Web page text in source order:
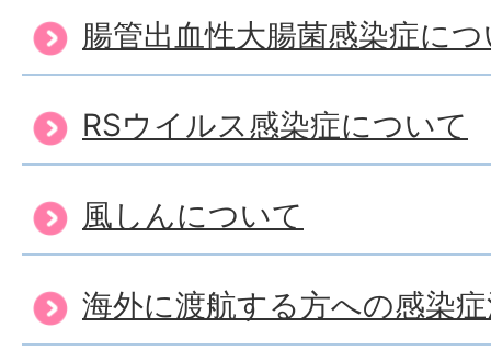
腸管出血性大腸菌感染症に
RSウイルス感染症について
風しんについて
海外に渡航する方への感染